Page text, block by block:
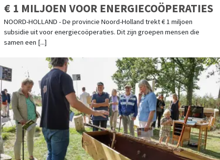
€ 1 MILJOEN VOOR ENERGIECOÖPERATIES
NOORD-HOLLAND - De provincie Noord-Holland trekt € 1 miljoen
subsidie uit voor energiecoöperaties. Dit zijn groepen mensen die
samen een [...]